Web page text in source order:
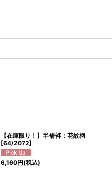
【在庫限り！】半襦袢：花紋柄
[64/2072]
6,160円(税込)